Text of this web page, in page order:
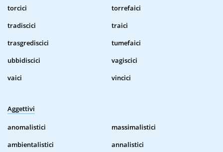
torcici
torrefaici
tradiscici
traici
trasgrediscici
tumefaici
ubbidiscici
vagiscici
vaici
vincici
Aggettivi
anomalistici
massimalistici
ambientalistici
annalistici